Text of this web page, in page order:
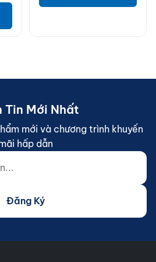
Tin Mới Nhất
mới và chương trình khuyến
hấp dẫn
Đăng Ký